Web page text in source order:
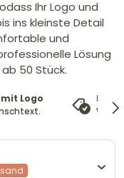
Ihr Logo und
ins kleinste Detail
und
Lösung
50 Stück.
Logo
Wir